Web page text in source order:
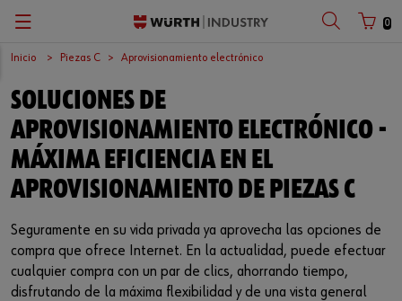
0
Zurück
Número de cliente
Número de socio
Contraseña
Zurück
Gestión de piezas C
Máxima seguridad
Sistema Kanban
Sistemas para los puestos de trabajo
Aprovisionamiento electrónico
Zurück
Seguridad laboral
Productos químicos
Productos de aplicación específica
Surtidos
Elementos de fijación
Zurück
Calidad
Superficies
Zurück
Empresa
Centro logístico europeo
Internacional
Sostenibilidad
Compliance
Zurück
El trabajo perfecto
Oportunidades laborales
Zurück
Español
English
Inicio Piezas C Aprovisionamiento electrónico
SOLUCIONES DE
APROVISIONAMIENTO ELECTRÓNICO -
MÁXIMA EFICIENCIA EN EL
APROVISIONAMIENTO DE PIEZAS C
Seguramente en su vida privada ya aprovecha las opciones de
compra que ofrece Internet. En la actualidad, puede efectuar
cualquier compra con un par de clics, ahorrando tiempo,
disfrutando de la máxima flexibilidad y de una vista general